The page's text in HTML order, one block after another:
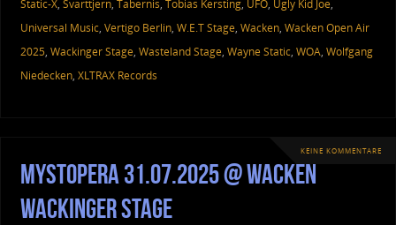
Static-X, Svarttjern, Tabernis, Tobias Kersting, UFO, Ugly Kid Joe,
Universal Music, Vertigo Berlin, W.E.T Stage, Wacken, Wacken Open Air
2025, Wackinger Stage, Wasteland Stage, Wayne Static, WOA, Wolfgang
Niedecken, XLTRAX Records
KEINE KOMMENTARE
Mystopera 31.07.2025 @ Wacken
Wackinger Stage